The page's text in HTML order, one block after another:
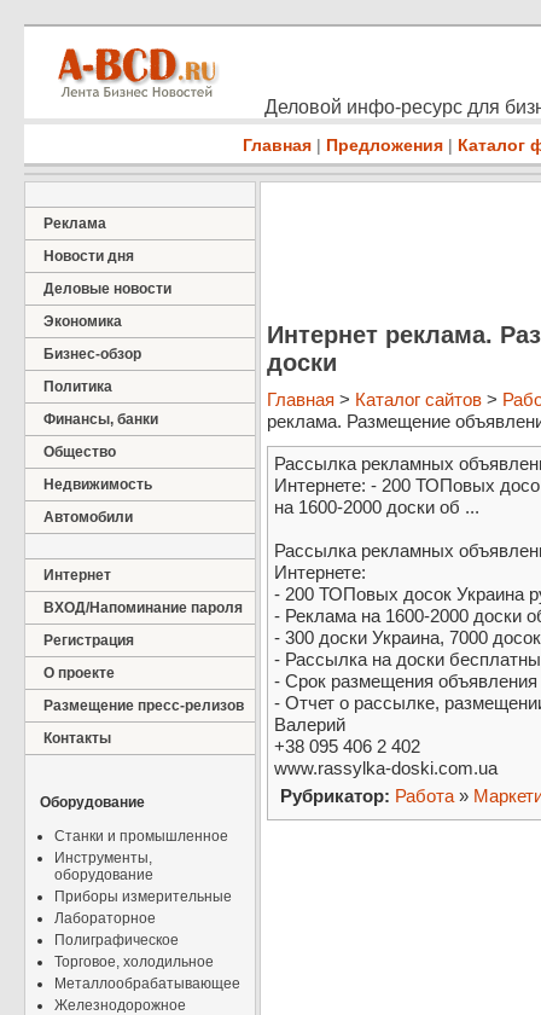
Деловой инфо-ресурс для
Главная | Предложения | Каталог
Реклама
Новости дня
Деловые новости
Экономика
Бизнес-обзор
Политика
Финансы, банки
Общество
Недвижимость
Автомобили
Интернет
ВХОД/Напоминание пароля
Регистрация
О проекте
Размещение пресс-релизов
Контакты
Оборудование
Станки и промышленное
Инструменты,
оборудование
Приборы измерительные
Лабораторное
Полиграфическое
Торговое, холодильное
Металлообрабатывающее
Железнодорожное
Интернет реклама.
доски
Главная > Каталог сайтов >
реклама. Размещение
Рассылка рекламных
Интернете: - 200 ТОПовых
на 1600-2000 доски об ...
Рассылка рекламных
Интернете:
- 200 ТОПовых досок Украина
- Реклама на 1600-2000 доски
- 300 доски Украина, 7000
- Рассылка на доски
- Срок размещения объявления
- Отчет о рассылке,
Валерий
+38 095 406 2 402
www.rassylka-doski.com.ua
Рубрикатор: Работа»